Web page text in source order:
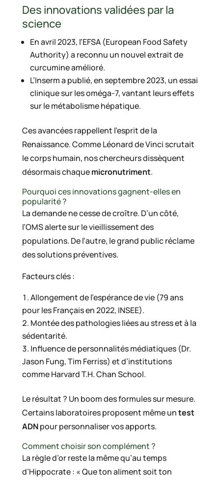
Des innovations validées par la
science
En avril 2023, l’EFSA (European Food Safety
Authority) a reconnu un nouvel extrait de
curcumine amélioré.
L’Inserm a publié, en septembre 2023, un essai
clinique sur les oméga-7, vantant leurs effets
sur le métabolisme hépatique.
Ces avancées rappellent l’esprit de la
Renaissance. Comme Léonard de Vinci scrutait
le corps humain, nos chercheurs dissèquent
désormais chaquemicronutriment.
Pourquoi ces innovations gagnent-elles en
popularité ?
La demande ne cesse de croître. D’un côté,
l’OMS alerte sur le vieillissement des
populations. De l’autre, le grand public réclame
des solutions préventives.
Facteurs clés :
Allongement de l’espérance de vie (79 ans
pour les Français en 2022, INSEE).
Montée des pathologies liées au stress et à la
sédentarité.
Influence de personnalités médiatiques (Dr.
Jason Fung, Tim Ferriss) et d’institutions
comme Harvard T.H. Chan School.
Le résultat ? Un boom des formules sur mesure.
Certains laboratoires proposent même untest
ADNpour personnaliser vos apports.
Comment choisir son complément ?
La règle d’or reste la même qu’au temps
d’Hippocrate : « Que ton aliment soit ton